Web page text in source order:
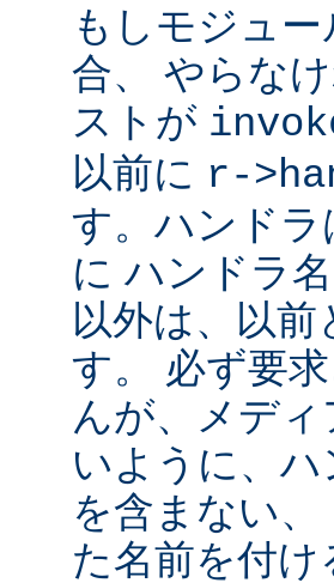
もしモジュ
合、 やらな
ストが
以前に r-
す。ハンド
に ハンドラ
以外は、以
す。 必ず要
んが、メデ
いように、
を含まない、
た名前を付